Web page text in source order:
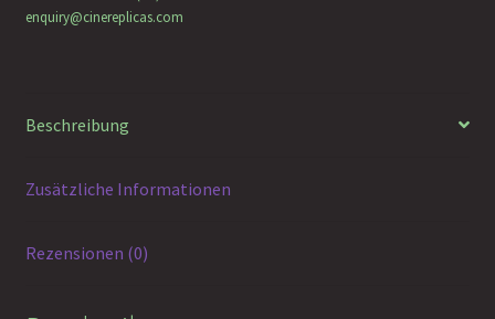
enquiry@cinereplicas.com
Beschreibung
Zusätzliche Informationen
Rezensionen (0)